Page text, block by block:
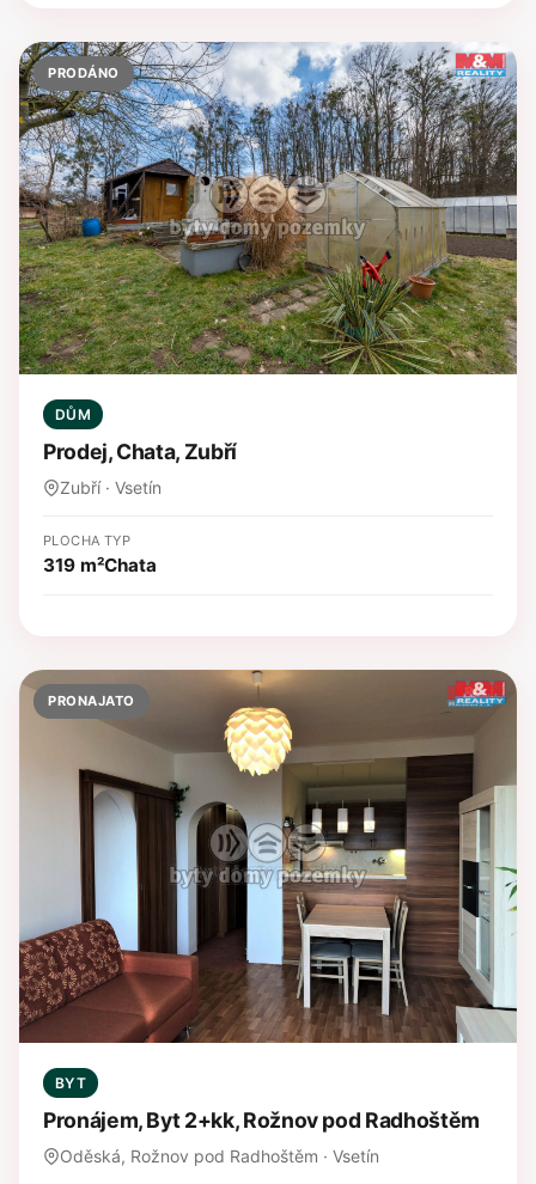
PRODÁNO
DŮM
Prodej, Chata, Zubří
Zubří · Vsetín
PLOCHA
319 m²
TYP
Chata
PRONAJATO
BYT
Pronájem, Byt 2+kk, Rožnov pod Radhoštěm
Oděská, Rožnov pod Radhoštěm · Vsetín